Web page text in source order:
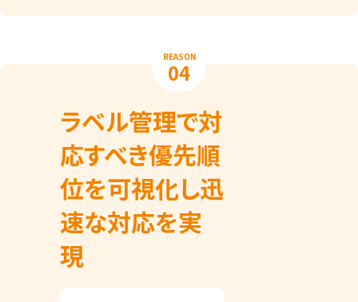
REASON
04
ラベル管理で対
応すべき優先順
位を可視化し迅
速な対応を実
現